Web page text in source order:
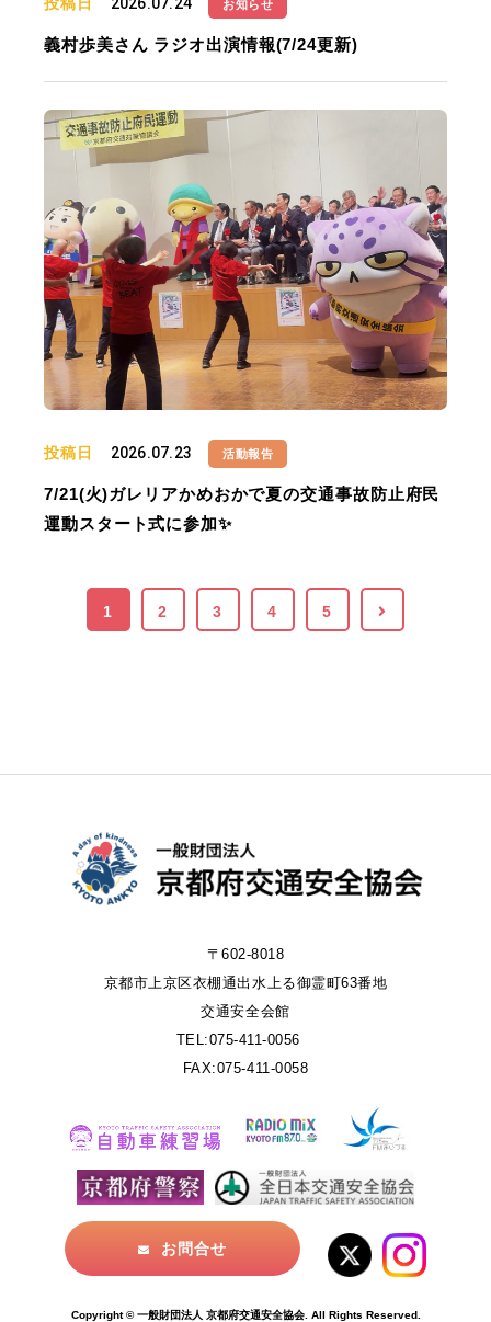
投稿日 2026.07.24 お知らせ
義村歩美さん ラジオ出演情報(7/24更新)
投稿日 2026.07.23 活動報告
7/21(火)ガレリアかめおかで夏の交通事故防止府民
運動スタート式に参加✨
1 2 3 4 5
〒602-8018
京都市上京区衣棚通出水上る御霊町63番地
交通安全会館
TEL:075-411-0056
FAX:075-411-0058
お問合せ
Copyright © 一般財団法人 京都府交通安全協会. All Rights Reserved.